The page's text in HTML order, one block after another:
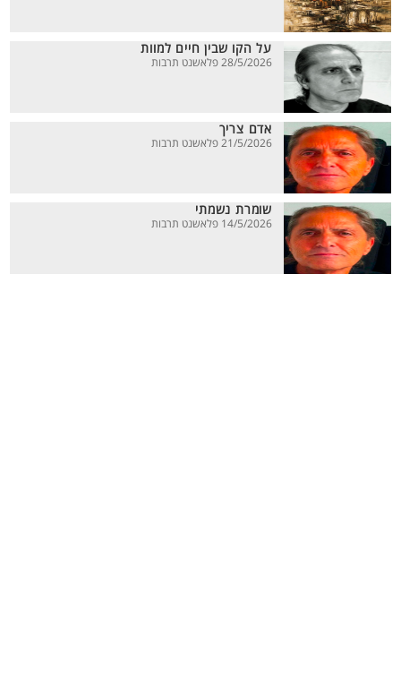
על הקו שבין חיים למוות
28/5/2026 פלאשנט תרבות
אדם צריך
21/5/2026 פלאשנט תרבות
שומרת נשמתי
14/5/2026 פלאשנט תרבות